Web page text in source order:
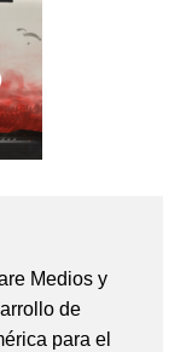
Medios y
de
para el